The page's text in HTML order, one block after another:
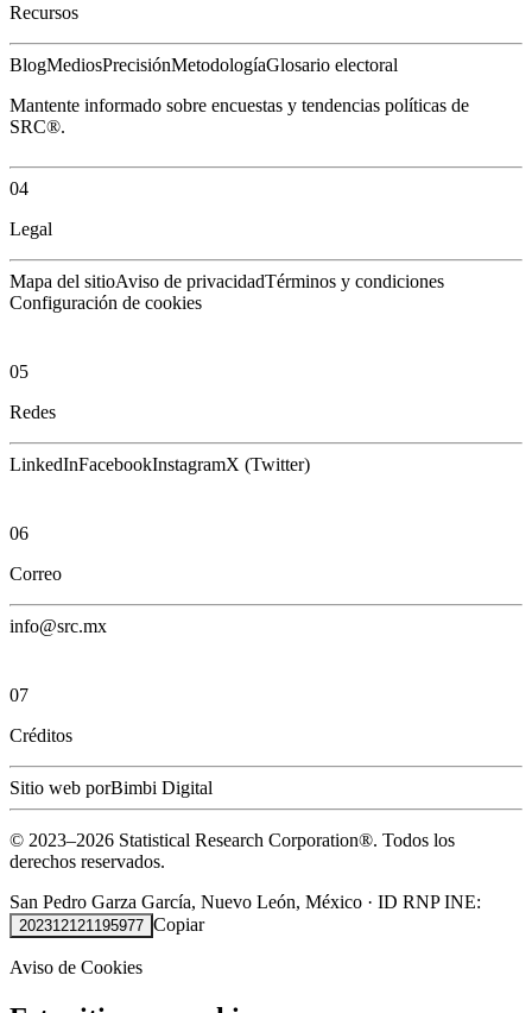
Recursos
BlogMediosPrecisiónMetodologíaGlosario electoral
Mantente informado sobre encuestas y tendencias políticas de
SRC®.
04
Legal
Mapa del sitioAviso de privacidadTérminos y condiciones
Configuración de cookies
05
Redes
LinkedInFacebookInstagramX (Twitter)
06
Correo
info@src.mx
07
Créditos
Sitio web porBimbi Digital
© 2023–2026 Statistical Research Corporation®. Todos los
derechos reservados.
San Pedro Garza García, Nuevo León, México · ID RNP INE:
202312121195977 Copiar
Aviso de Cookies